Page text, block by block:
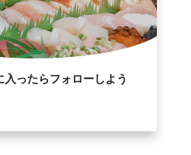
入ったらフォローしよう